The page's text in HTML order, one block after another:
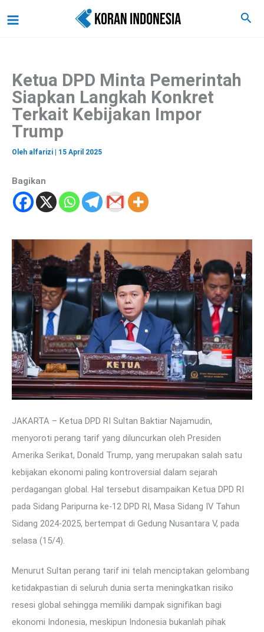
ke
Cari
Ketua DPD Minta Pemerintah
Siapkan Langkah Konkret
Terkait Kebijakan Impor
Trump
Oleh alfarizi 15 April 2025
Bagikan
JAKARTA – Ketua DPD RI Sultan Baktiar Najamudin,
menyoroti perang tarif yang diluncurkan oleh Presiden
Amerika Serikat, Donald Trump, yang merupakan salah satu
kebijakan ekonomi paling kontroversial dalam sejarah
perdagangan global. Hal tersebut disampaikan Ketua DPD RI
pada Sidang Paripurna ke-12 DPD RI, Masa Sidang IV Tahun
Sidang 2024-2025, bertempat di Gedung Nusantara V, pada
selasa (15/4).
Menurut Sultan perang tarif ini telah menciptakan gelombang
ketidakpastian di seluruh dunia serta meningkatkan risiko
resesi global sehingga memiliki dampak signifikan bagi
ekonomi Indonesia, meskipun Indonesia bukanlah pihak
a